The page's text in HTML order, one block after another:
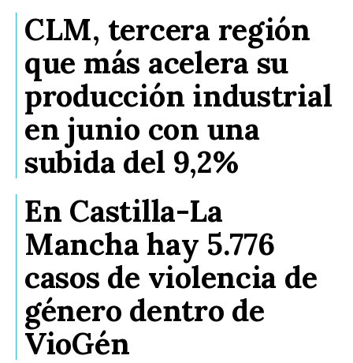
CLM, tercera región
que más acelera su
producción industrial
en junio con una
subida del 9,2%
En Castilla-La
Mancha hay 5.776
casos de violencia de
género dentro de
VioGén